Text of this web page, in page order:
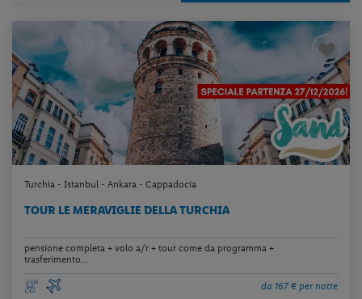
Turchia - Istanbul - Ankara - Cappadocia
TOUR LE MERAVIGLIE DELLA TURCHIA
pensione completa + volo a/r + tour come da programma +
trasferimento...
da 167 € per notte